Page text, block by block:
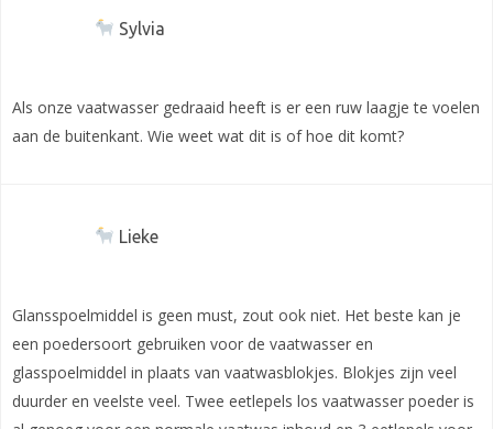
Sylvia
Als onze vaatwasser gedraaid heeft is er een ruw laagje te voelen
aan de buitenkant. Wie weet wat dit is of hoe dit komt?
Lieke
Glansspoelmiddel is geen must, zout ook niet. Het beste kan je
een poedersoort gebruiken voor de vaatwasser en
glasspoelmiddel in plaats van vaatwasblokjes. Blokjes zijn veel
duurder en veelste veel. Twee eetlepels los vaatwasser poeder is